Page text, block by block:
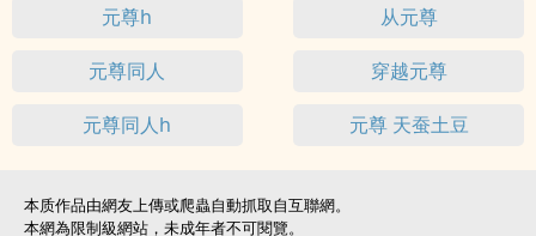
元尊h 从元尊
元尊同人 穿越元尊
元尊同人h 元尊 天蚕土豆
本质作品由網友上傳或爬蟲自動抓取自互聯網。
本網為限制級網站，未成年者不可閱覽。